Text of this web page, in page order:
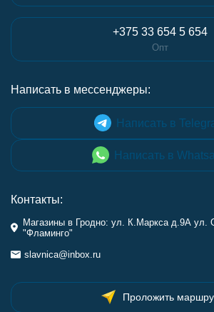
+375 33 654 5 654
Опт
Написать в мессенджеры:
Написать в
Написать в
Контакты:
Магазины в Гродно: ул. К.Маркса д.9А
"Фламинго"
slavnica@inbox.ru
Проложить